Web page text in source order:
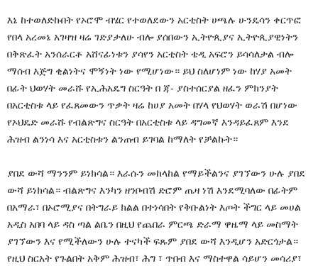
እኔ ከተወለድኩበት የኦሮሞ ብሄር የተወለደውን አርቲስት ሀጫሉ ሁንዴሳን ቀርጥፎ
የበላ አረመኔ አገዛዝ ዛሬ ገድያታለሁ ብሎ ያሰበውን ኢትዮጲያና ኢትዮጲያዊነትን
በቅጽፈት አንሰራርቶ አሸናፊነቱን ያሳየን አርቲስት ቴዲ አፍሮን ይሳሳለታል ብሎ
ማሰብ እጅግ ቂልነትና ሞኝነት ነው የሚሆነው። ይህ ስለሆነም ነው ከሃያ አመት
በፊት ህወሃት መራሹ የኢሕአዴግ ስርዓት በ ጃ- ያስተሰርያል ዘፈን ምክንያት
በአርቲስቱ ላይ የፈጸመውን ጥቃት ዛሬ ከሀያ አመት በሃላ የህወሃት ወራሽ በሆነው
የኦህዴድ መራሹ የብልጽግና ስርዓት በአርቲስቱ ላይ ዳግመኛ እንዳይፈጸም እንደ
ሕዝብ ልንነሳ እና አርቲስቱን ልንጠብ ይገባል ከማለት የቻልኩት።
ያበደ ውሻ ማንንም ይነክሳል። እራሱን መከላከል የማይችልንና ያገኘውን ሁሉ ያበደ
ውሻ ይነክሳል። ብልጽግና እንካን ዘንቦብሽ ድሮም ጤዛ ነሽ እንደሚባለው በፊትም
በአማራ፣ በኦሮሚያና በትግራይ ክልል በተነሳበት የቅቡልነት እጦት ችግር ላይ መሀል
አዲስ አበባ ላይ ዳስ ጣል ልቤን በዚህ የጨበራ ምርጫ ድራማ ዋዜማ ላይ መስማት
ያገኘውን እና የሚችለውን ሁሉ ተናካች ፍጹም ያበደ ውሻ እንዲሆን አድርጎታል።
የዚህ ስርአት የጉልበት አቅም ሕዝብ፣ ሕግ ፣ ጥበብ እና ማስተዋል ሳይሆን መሳሪያ፣